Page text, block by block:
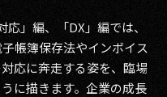
」編、「DX」編では、
帳簿保存法やインボイス
応に奔走する姿を、臨場
に描きます。企業の成長